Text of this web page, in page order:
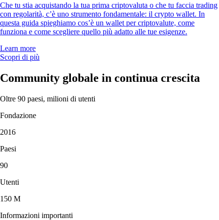
Che tu stia acquistando la tua prima criptovaluta o che tu faccia trading
con regolarità, c’è uno strumento fondamentale: il crypto wallet. In
questa guida spieghiamo cos’è un wallet per criptovalute, come
funziona e come scegliere quello più adatto alle tue esigenze.
Learn more
Scopri di più
Community globale in continua crescita
Oltre 90 paesi, milioni di utenti
Fondazione
2016
Paesi
90
Utenti
150 M
Informazioni importanti